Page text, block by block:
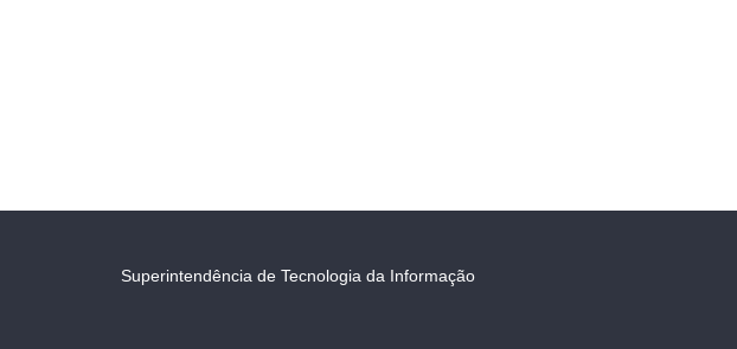
Superintendência de Tecnologia da Informação